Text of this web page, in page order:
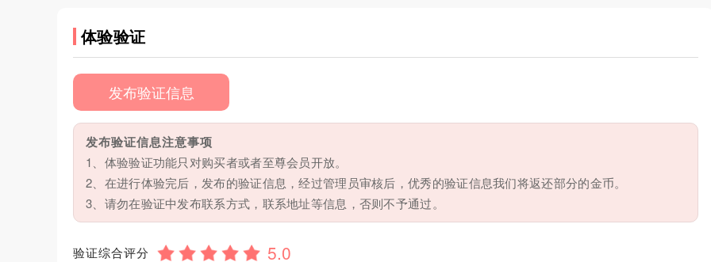
体验验证
发布验证信息
发布验证信息注意事项
1、体验验证功能只对购买者或者至尊会员开放。
2、在进行体验完后，发布的验证信息，经过管理员审核后，优秀的验证信息我们将返还部分的金币。
3、请勿在验证中发布联系方式，联系地址等信息，否则不予通过。
验证综合评分